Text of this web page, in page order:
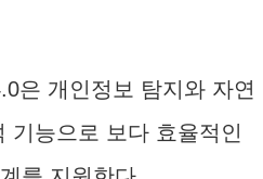
은 개인정보 탐지와 자연
기능으로 보다 효율적인